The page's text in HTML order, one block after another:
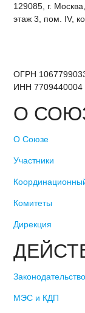
129085, г.
этаж 3, пом. IV,
ОГРН
ИНН 7709440004
О
О Союзе
Участники
Комитеты
Дирекция
Законодательство
МЭС и КДП